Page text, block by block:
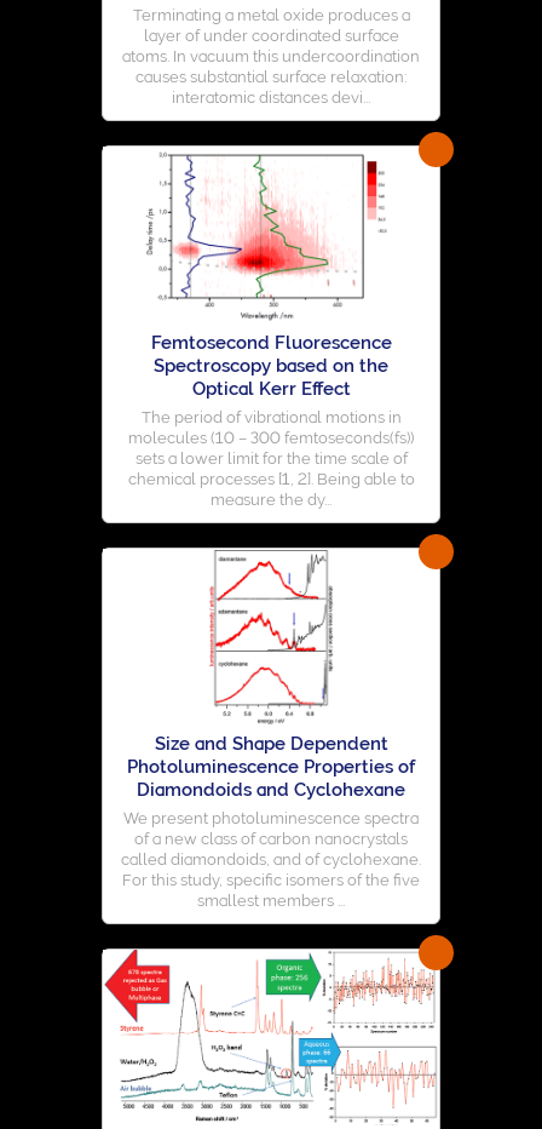
Terminating a metal oxide produces a
layer of under coordinated surface
atoms. In vacuum this undercoordination
causes substantial surface relaxation:
interatomic distances devi...
Femtosecond Fluorescence
Spectroscopy based on the
Optical Kerr Effect
The period of vibrational motions in
molecules (10 – 300 femtoseconds(fs))
sets a lower limit for the time scale of
chemical processes [1, 2]. Being able to
measure the dy...
Size and Shape Dependent
Photoluminescence Properties of
Diamondoids and Cyclohexane
We present photoluminescence spectra
of a new class of carbon nanocrystals
called diamondoids, and of cyclohexane.
For this study, specific isomers of the five
smallest members ...